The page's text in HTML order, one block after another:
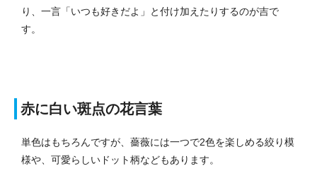
り、一言「いつも好きだよ」と付け加えたりするのが吉で
す。
赤に白い斑点の花言葉
単色はもちろんですが、薔薇には一つで2色を楽しめる絞り模
様や、可愛らしいドット柄などもあります。